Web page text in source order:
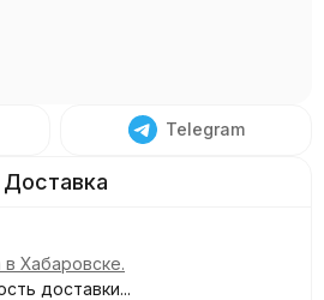
Telegram
Хабаровске.
доставки...